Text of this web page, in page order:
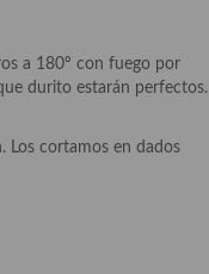
a 180º con fuego por
durito estarán perfectos.
Los cortamos en dados